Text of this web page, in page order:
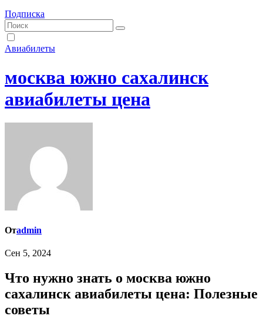
Подписка
Авиабилеты
москва южно сахалинск
авиабилеты цена
Отadmin
Сен 5, 2024
Что нужно знать о москва южно
сахалинск авиабилеты цена: Полезные
советы